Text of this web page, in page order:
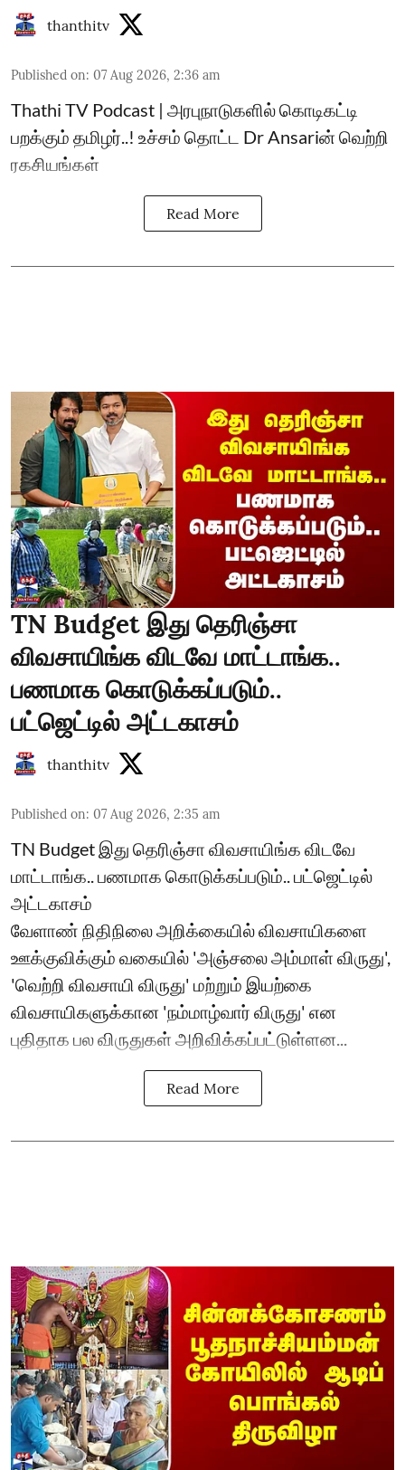
thanthitv
Published on: 07 Aug 2026, 2:36 am
Thathi TV Podcast | அரபுநாடுகளில் கொடிகட்டி
பறக்கும் தமிழர்..! உச்சம் தொட்ட Dr Ansariன் வெற்றி
ரகசியங்கள்
Read More
TN Budget இது தெரிஞ்சா
விவசாயிங்க விடவே மாட்டாங்க..
பணமாக கொடுக்கப்படும்..
பட்ஜெட்டில் அட்டகாசம்
thanthitv
Published on: 07 Aug 2026, 2:35 am
TN Budget இது தெரிஞ்சா விவசாயிங்க விடவே
மாட்டாங்க.. பணமாக கொடுக்கப்படும்.. பட்ஜெட்டில்
அட்டகாசம்
வேளாண் நிதிநிலை அறிக்கையில் விவசாயிகளை
ஊக்குவிக்கும் வகையில் 'அஞ்சலை அம்மாள் விருது',
'வெற்றி விவசாயி விருது' மற்றும் இயற்கை
விவசாயிகளுக்கான 'நம்மாழ்வார் விருது' என
புதிதாக பல விருதுகள் அறிவிக்கப்பட்டுள்ளன...
Read More